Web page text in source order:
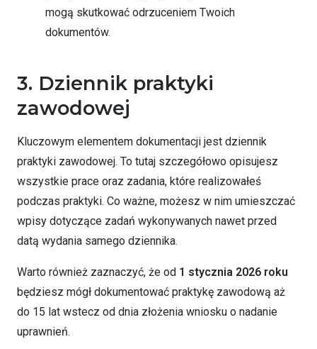
mogą skutkować odrzuceniem Twoich
dokumentów.
3. Dziennik praktyki
zawodowej
Kluczowym elementem dokumentacji jest dziennik
praktyki zawodowej. To tutaj szczegółowo opisujesz
wszystkie prace oraz zadania, które realizowałeś
podczas praktyki. Co ważne, możesz w nim umieszczać
wpisy dotyczące zadań wykonywanych nawet przed
datą wydania samego dziennika.
Warto również zaznaczyć, że od 1 stycznia 2026 roku
będziesz mógł dokumentować praktykę zawodową aż
do 15 lat wstecz od dnia złożenia wniosku o nadanie
uprawnień.